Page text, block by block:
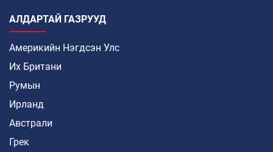
АЛДАРТАЙ ГАЗРУУД
Америкийн Нэгдсэн Улс
Их Британи
Румын
Ирланд
Австрали
Грек